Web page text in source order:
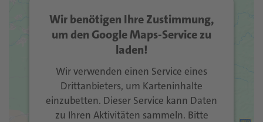
Wir benötigen Ihre Zustimmung,
um den Google Maps-Service zu
laden!
Wir verwenden einen Service eines
Drittanbieters, um Karteninhalte
einzubetten. Dieser Service kann Daten
zu Ihren Aktivitäten sammeln. Bitte